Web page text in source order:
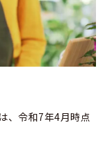
、令和7年4月時点